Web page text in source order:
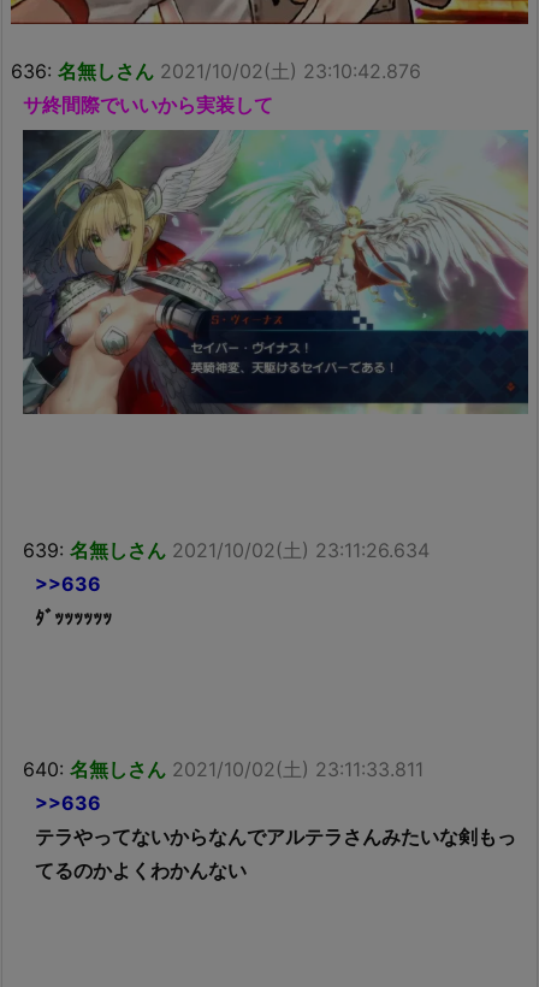
636: 名無しさん 2021/10/02(土) 23:10:42.876
サ終間際でいいから実装して
639: 名無しさん 2021/10/02(土) 23:11:26.634
>>636
ﾀﾞｯｯｯｯｯｯ
640: 名無しさん 2021/10/02(土) 23:11:33.811
>>636
テラやってないからなんでアルテラさんみたいな剣もっ
てるのかよくわかんない